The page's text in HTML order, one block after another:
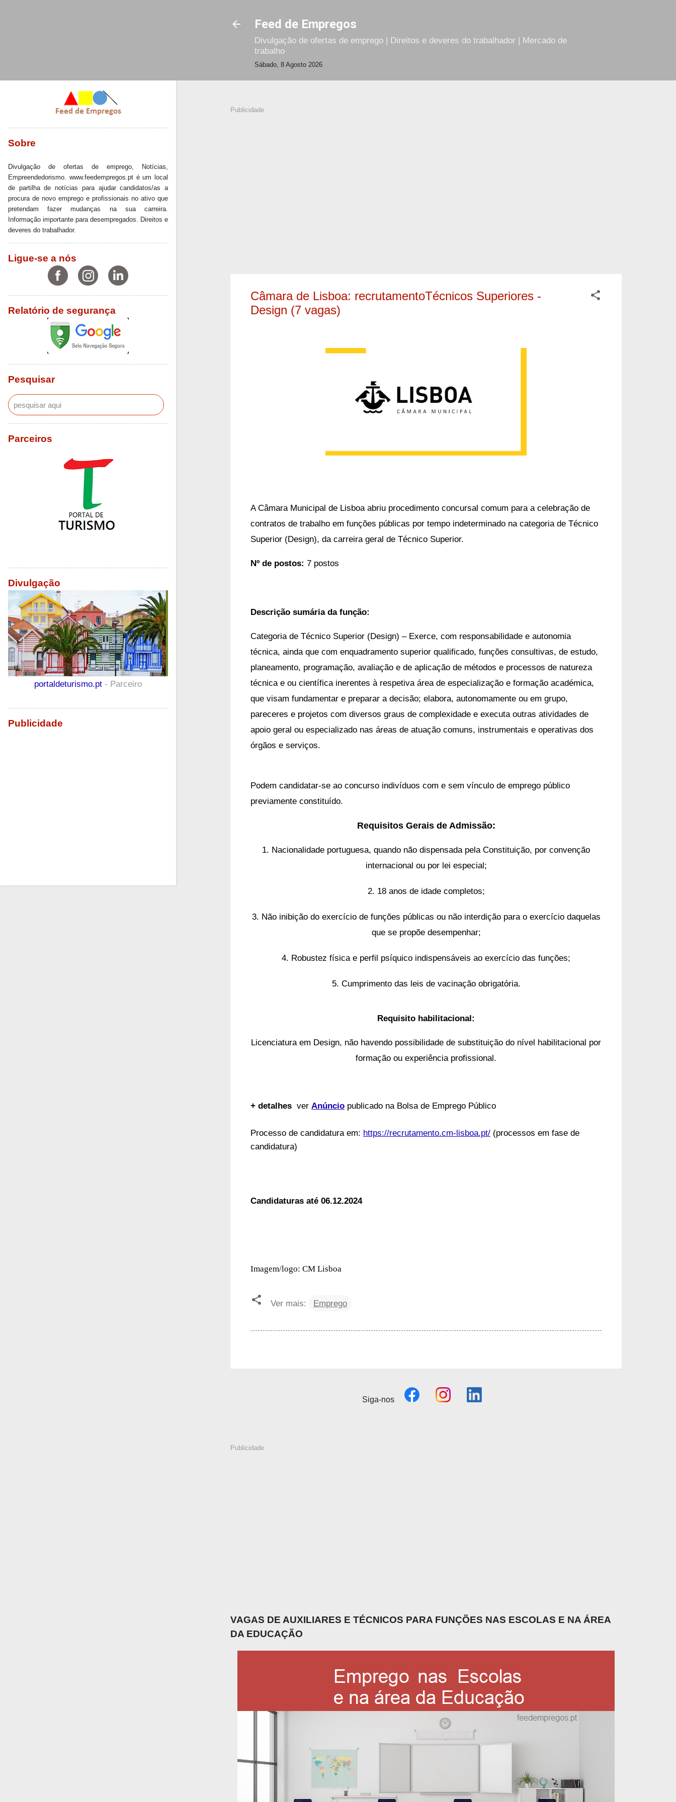
Feed de Empregos
Divulgação de ofertas de emprego | Direitos e deveres do trabalhador | Mercado de
trabalho
Sábado, 8 Agosto 2026
Publicidade
Câmara de Lisboa: recrutamentoTécnicos Superiores -
Design (7 vagas)
A Câmara Municipal de Lisboa abriu procedimento concursal comum para a celebração de
contratos de trabalho em funções públicas por tempo indeterminado na categoria de Técnico
Superior (Design), da carreira geral de Técnico Superior.
Nº de postos: 7 postos
Descrição sumária da função:
Categoria de Técnico Superior (Design) – Exerce, com responsabilidade e autonomia
técnica, ainda que com enquadramento superior qualificado, funções consultivas, de estudo,
planeamento, programação, avaliação e de aplicação de métodos e processos de natureza
técnica e ou científica inerentes à respetiva área de especialização e formação académica,
que visam fundamentar e preparar a decisão; elabora, autonomamente ou em grupo,
pareceres e projetos com diversos graus de complexidade e executa outras atividades de
apoio geral ou especializado nas áreas de atuação comuns, instrumentais e operativas dos
órgãos e serviços.
Podem candidatar-se ao concurso indivíduos com e sem vínculo de emprego público
previamente constituído.
Requisitos Gerais de Admissão:
1. Nacionalidade portuguesa, quando não dispensada pela Constituição, por convenção
internacional ou por lei especial;
2. 18 anos de idade completos;
3. Não inibição do exercício de funções públicas ou não interdição para o exercício daquelas
que se propõe desempenhar;
4. Robustez física e perfil psíquico indispensáveis ao exercício das funções;
5. Cumprimento das leis de vacinação obrigatória.
Requisito habilitacional:
Licenciatura em Design, não havendo possibilidade de substituição do nível habilitacional por
formação ou experiência profissional.
+ detalhes ver Anúncio publicado na Bolsa de Emprego Público
Processo de candidatura em: https://recrutamento.cm-lisboa.pt/ (processos em fase de
candidatura)
Candidaturas até 06.12.2024
Imagem/logo: CM Lisboa
Ver mais: Emprego
Siga-nos
Publicidade
VAGAS DE AUXILIARES E TÉCNICOS PARA FUNÇÕES NAS ESCOLAS E NA ÁREA
DA EDUCAÇÃO
Sobre
Divulgação de ofertas de emprego, Notícias,
Empreendedorismo. www.feedempregos.pt é um local
de partilha de notícias para ajudar candidatos/as a
procura de novo emprego e profissionais no ativo que
pretendam fazer mudanças na sua carreira.
Informação importante para desempregados. Direitos e
deveres do trabalhador.
Ligue-se a nós
Relatório de segurança
Pesquisar
Parceiros
Divulgação
portaldeturismo.pt - Parceiro
Publicidade